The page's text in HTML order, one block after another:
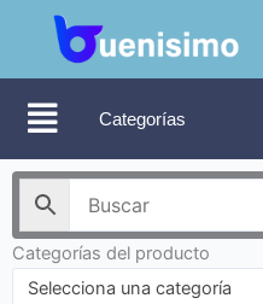
contenido
Categorías
Categorías del producto
Selecciona una categoría